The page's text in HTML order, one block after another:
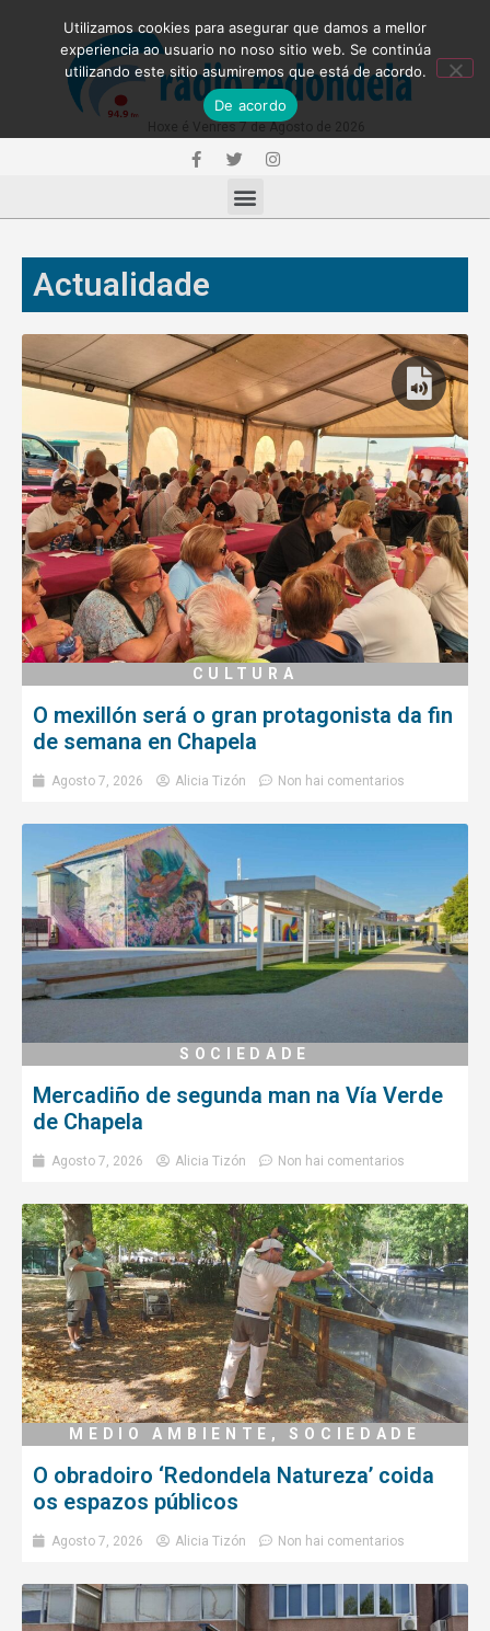
Actualidade
CULTURA
O mexillón será o gran protagonista da fin
de semana en Chapela
Agosto 7, 2026 Alicia Tizón Non hai comentarios
SOCIEDADE
Mercadiño de segunda man na Vía Verde
de Chapela
Agosto 7, 2026 Alicia Tizón Non hai comentarios
MEDIO AMBIENTE ,SOCIEDADE
O obradoiro ‘Redondela Natureza’ coida
os espazos públicos
Agosto 7, 2026 Alicia Tizón Non hai comentarios
Utilizamos cookies para asegurar que damos a mellor
experiencia ao usuario no noso sitio web. Se continúa
utilizando este sitio asumiremos que está de acordo.
De acordo